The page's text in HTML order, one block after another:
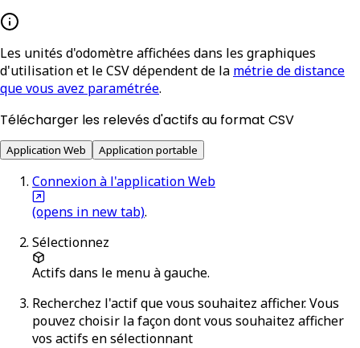
Les unités d'odomètre affichées dans les graphiques
d'utilisation et le CSV dépendent de la métrie de distance
que vous avez paramétrée.
Télécharger les relevés d'actifs au format CSV
Application Web Application portable
Connexion à l'application Web
(opens in new tab).
Sélectionnez
Actifs dans le menu à gauche.
Recherchez l'actif que vous souhaitez afficher. Vous
pouvez choisir la façon dont vous souhaitez afficher
vos actifs en sélectionnant